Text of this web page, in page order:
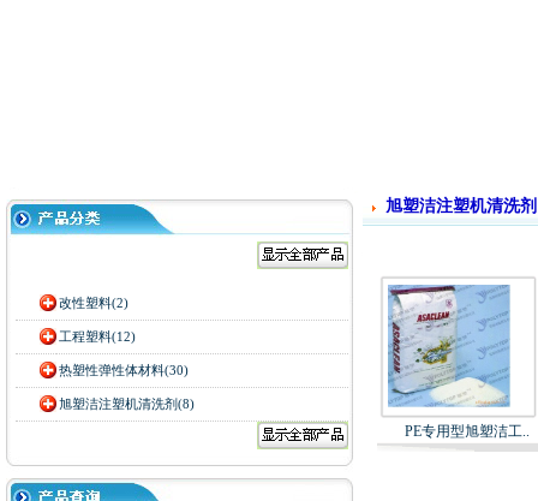
改性塑料(2)
工程塑料(12)
热塑性弹性体材料(30)
旭塑洁注塑机清洗剂(8)
旭塑洁注塑机清洗剂
PE专用型旭塑洁工..